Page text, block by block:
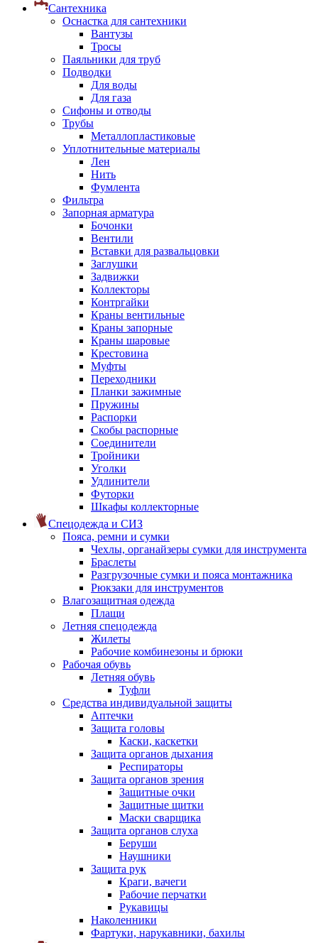
Сантехника
Оснастка для сантехники
Вантузы
Тросы
Паяльники для труб
Подводки
Для воды
Для газа
Сифоны и отводы
Трубы
Металлопластиковые
Уплотнительные материалы
Лен
Нить
Фумлента
Фильтра
Запорная арматура
Бочонки
Вентили
Вставки для развальцовки
Заглушки
Задвижки
Коллекторы
Контргайки
Краны вентильные
Краны запорные
Краны шаровые
Крестовина
Муфты
Переходники
Планки зажимные
Пружины
Распорки
Скобы распорные
Соединители
Тройники
Уголки
Удлинители
Футорки
Шкафы коллекторные
Спецодежда и СИЗ
Пояса, ремни и сумки
Чехлы, органайзеры сумки для инструмента
Браслеты
Разгрузочные сумки и пояса монтажника
Рюкзаки для инструментов
Влагозащитная одежда
Плащи
Летняя спецодежда
Жилеты
Рабочие комбинезоны и брюки
Рабочая обувь
Летняя обувь
Туфли
Средства индивидуальной защиты
Аптечки
Защита головы
Каски, каскетки
Защита органов дыхания
Респираторы
Защита органов зрения
Защитные очки
Защитные щитки
Маски сварщика
Защита органов слуха
Беруши
Наушники
Защита рук
Краги, вачеги
Рабочие перчатки
Рукавицы
Наколенники
Фартуки, нарукавники, бахилы